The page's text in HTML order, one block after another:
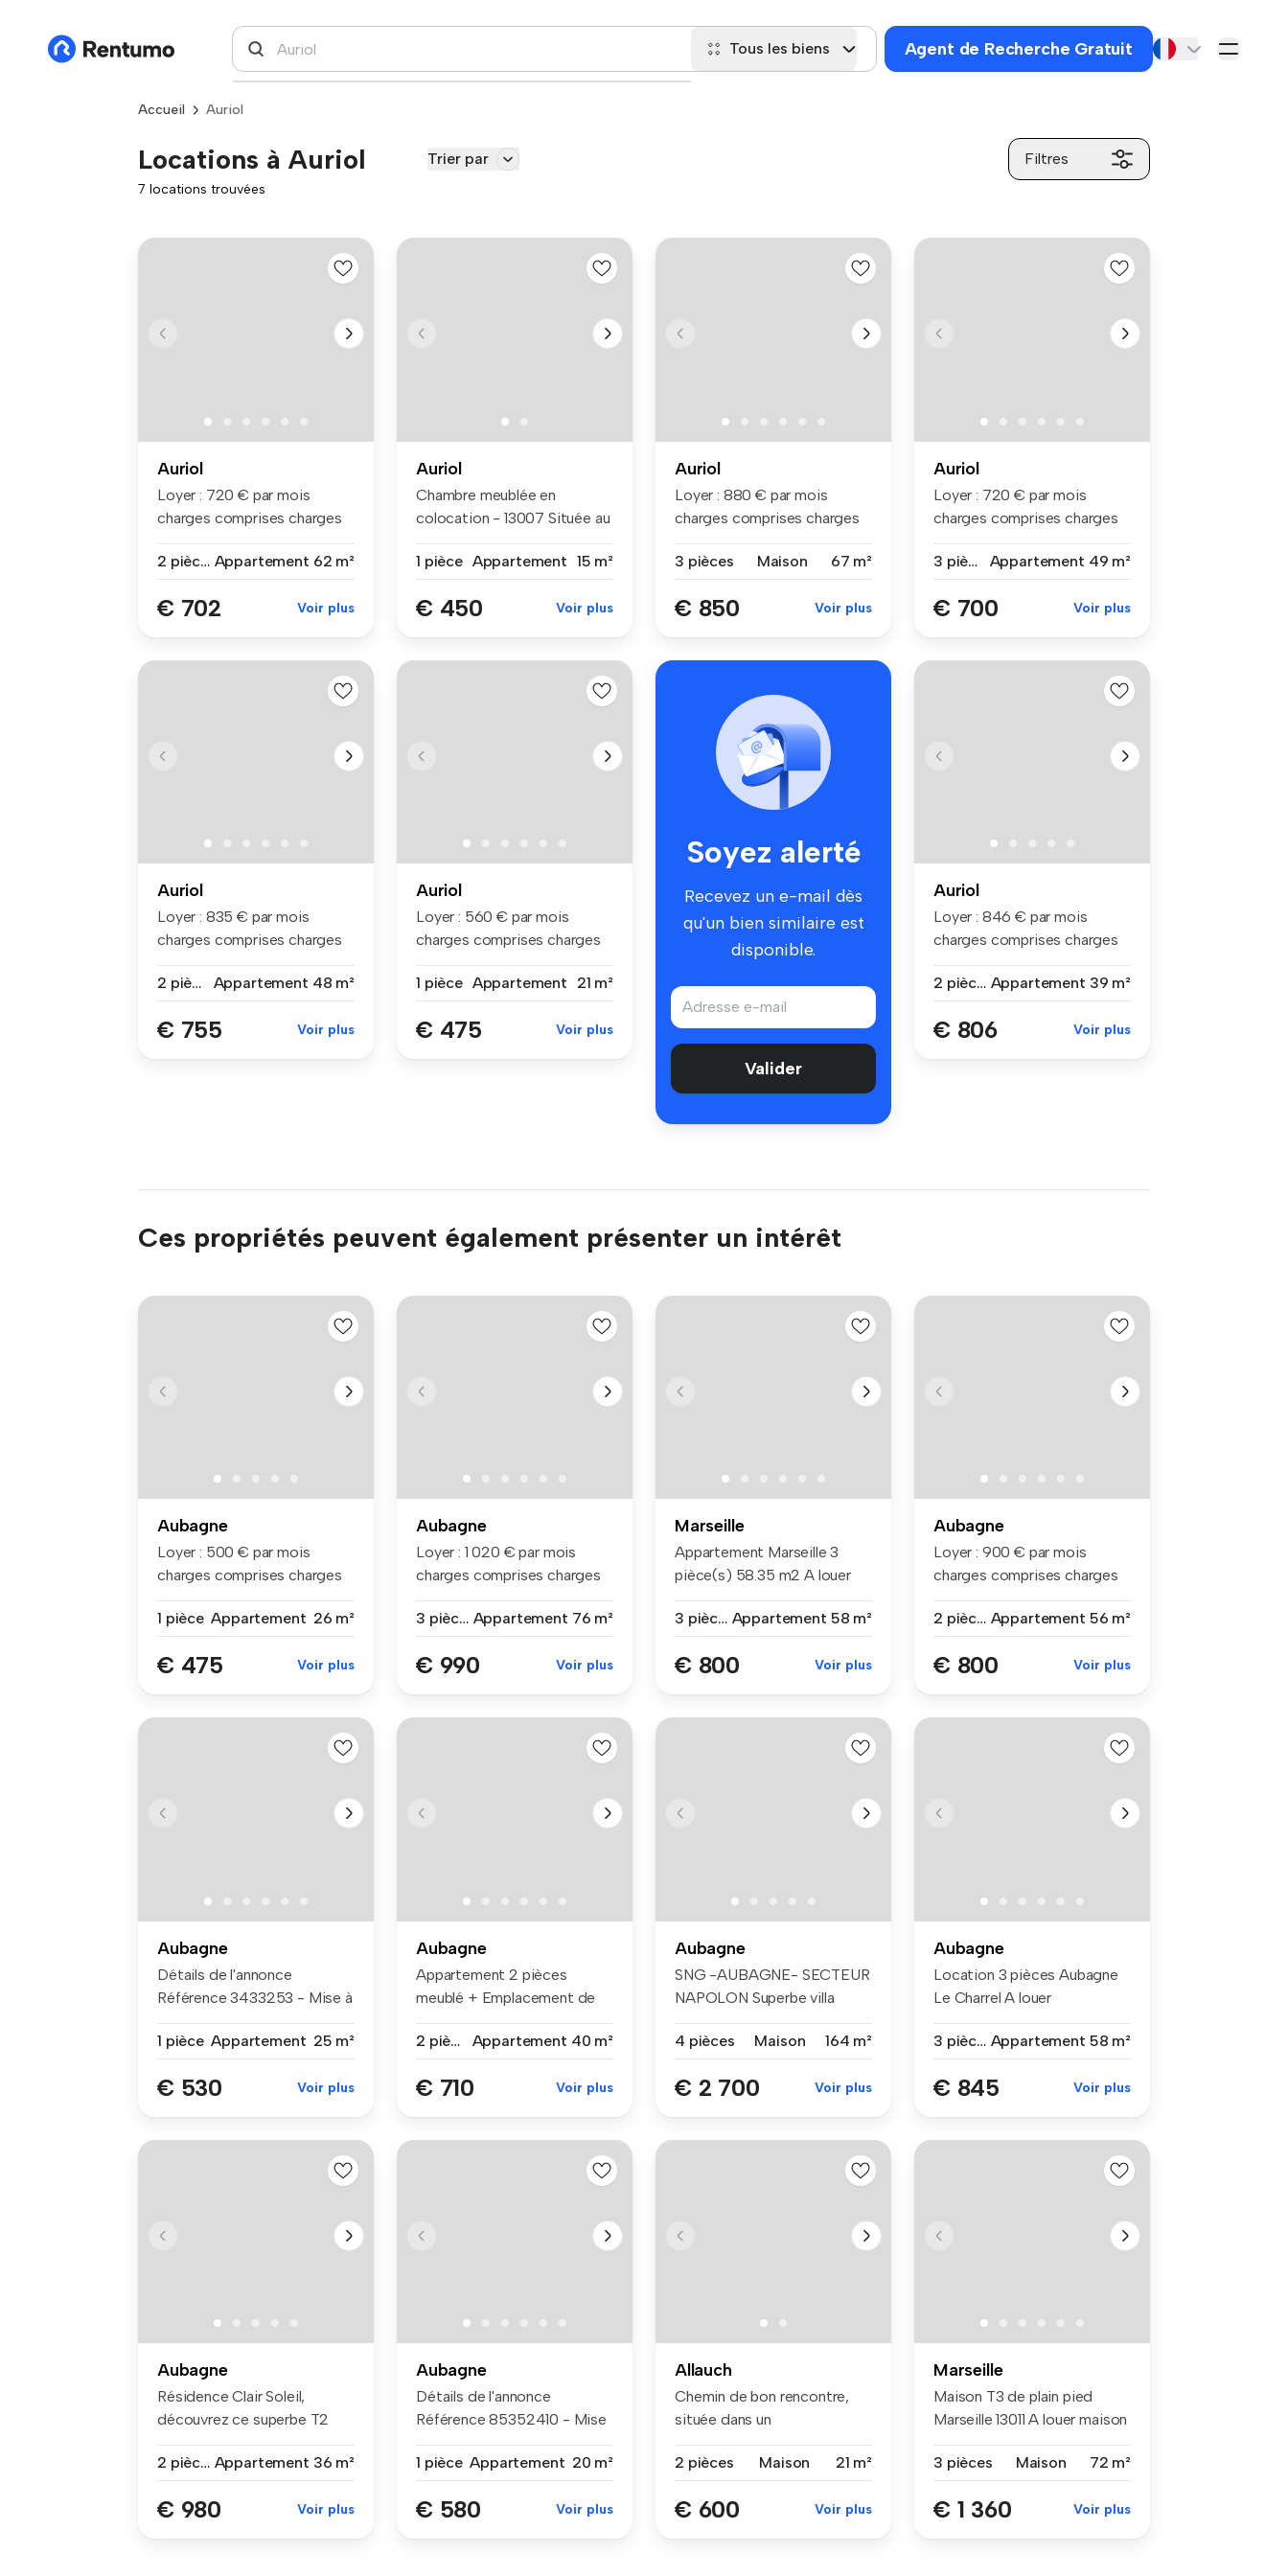
Tous les biens Agent de Recherche Gratuit
Accueil Auriol
Locations à Auriol Trier par Filtres
7 locations trouvées
Auriol
Loyer : 720 € par mois
charges comprises charges
2 pièces Appartement 62 m²
€ 702 Voir plus
Auriol
Chambre meublée en
colocation - 13007 Située au
1 pièce Appartement 15 m²
€ 450 Voir plus
Auriol
Loyer : 880 € par mois
charges comprises charges
3 pièces
Maison 67 m²
€ 850 Voir plus
Auriol
Loyer : 720 € par mois
charges comprises charges
3 pièces
Appartement 49 m²
€ 700 Voir plus
Auriol
Loyer : 835 € par mois
charges comprises charges
2 pièces
Appartement 48 m²
€ 755 Voir plus
Auriol
Loyer : 560 € par mois
charges comprises charges
1 pièce Appartement 21 m²
€ 475 Voir plus
Soyez alerté
Recevez un e-mail dès
qu'un bien similaire est
disponible.
Valider
Auriol
Loyer : 846 € par mois
charges comprises charges
2 pièces Appartement 39 m²
€ 806 Voir plus
Ces propriétés peuvent également présenter un intérêt
Aubagne
Loyer : 500 € par mois
charges comprises charges
1 pièce Appartement 26 m²
€ 475 Voir plus
Aubagne
Loyer : 1 020 € par mois
charges comprises charges
3 pièces Appartement 76 m²
€ 990 Voir plus
Marseille
Appartement Marseille 3
pièce(s) 58.35 m2 A louer
3 pièces Appartement 58 m²
€ 800 Voir plus
Aubagne
Loyer : 900 € par mois
charges comprises charges
2 pièces Appartement 56 m²
€ 800 Voir plus
Aubagne
Détails de l'annonce
Référence 3433253 - Mise à
1 pièce Appartement 25 m²
€ 530 Voir plus
Aubagne
Appartement 2 pièces
meublé + Emplacement de
2 pièces
Appartement 40 m²
€ 710 Voir plus
Aubagne
SNG -AUBAGNE- SECTEUR
NAPOLON Superbe villa
4 pièces
Maison 164 m²
€ 2 700 Voir plus
Aubagne
Location 3 pièces Aubagne
Le Charrel A louer
3 pièces Appartement 58 m²
€ 845 Voir plus
Aubagne
Résidence Clair Soleil,
découvrez ce superbe T2
2 pièces Appartement 36 m²
€ 980 Voir plus
Aubagne
Détails de l'annonce
Référence 85352410 - Mise
1 pièce Appartement 20 m²
€ 580 Voir plus
Allauch
Chemin de bon rencontre,
située dans un
2 pièces
Maison 21 m²
€ 600 Voir plus
Marseille
Maison T3 de plain pied
Marseille 13011 A louer maison
3 pièces
Maison 72 m²
€ 1 360 Voir plus